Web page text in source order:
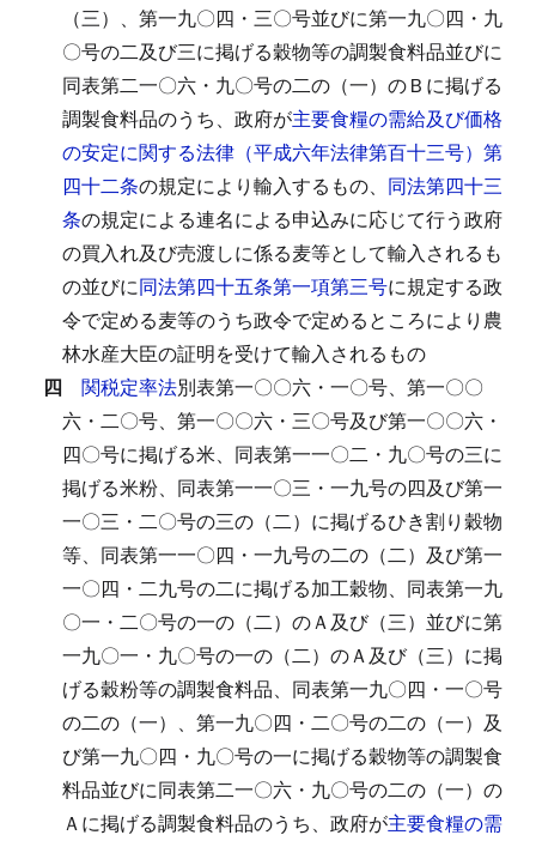
（三）、第一九〇四・三〇号並びに第一九〇四・九
〇号の二及び三に掲げる穀物等の調製食料品並びに
同表第二一〇六・九〇号の二の（一）のＢに掲げる
調製食料品のうち、政府が主要食糧の需給及び価格
の安定に関する法律（平成六年法律第百十三号）第
四十二条の規定により輸入するもの、 同法第四十三
条の規定による連名による申込みに応じて行う政府
の買入れ及び売渡しに係る麦等として輸入されるも
の並びに同法第四十五条第一項第三号に規定する政
令で定める麦等のうち政令で定めるところにより農
林水産大臣の証明を受けて輸入されるもの
四
関税定率法別表第一〇〇六・一〇号、第一〇〇
六・二〇号、第一〇〇六・三〇号及び第一〇〇六・
四〇号に掲げる米、同表第一一〇二・九〇号の三に
掲げる米粉、同表第一一〇三・一九号の四及び第一
一〇三・二〇号の三の（二）に掲げるひき割り穀物
等、同表第一一〇四・一九号の二の（二）及び第一
一〇四・二九号の二に掲げる加工穀物、同表第一九
〇一・二〇号の一の（二）のＡ及び（三）並びに第
一九〇一・九〇号の一の（二）のＡ及び（三）に掲
げる穀粉等の調製食料品、同表第一九〇四・一〇号
の二の（一）、第一九〇四・二〇号の二の（一）及
び第一九〇四・九〇号の一に掲げる穀物等の調製食
料品並びに同表第二一〇六・九〇号の二の（一）の
Ａに掲げる調製食料品のうち、政府が主要食糧の需